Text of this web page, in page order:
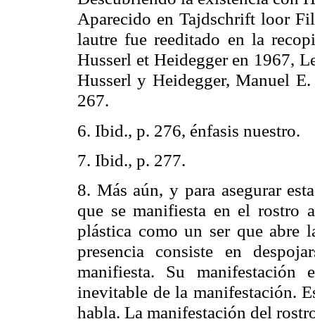
Aparecido en Tajdschriftloor
lautre fue reeditado en la
Husserl et Heidegger en 1967,
Husserl y Heidegger, Manuel
267.
6. Ibid., p. 276, énfasis nuestro.
7. Ibid., p. 277.
8. Más aún, y para asegurar
que se manifiesta en el rostro
plástica como un ser que abre
presencia consiste en
manifiesta. Su
inevitable de la manifestación.
habla. La manifestación del